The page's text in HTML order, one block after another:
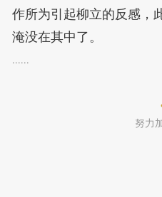
作所为引起柳立的反感，
淹没在其中了。
......
努力